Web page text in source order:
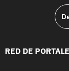
RED DE